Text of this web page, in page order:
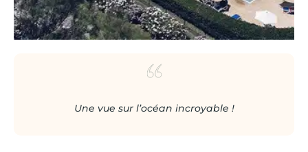
Une vue sur l’océan incroyable !